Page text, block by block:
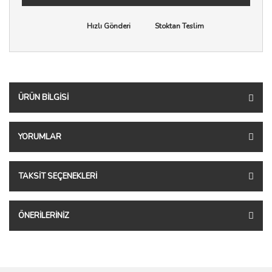
Hızlı Gönderi Stoktan Teslim
ÜRÜN BILGISI
YORUMLAR
TAKSIT SEÇENEKLERI
ÖNERILERINIZ